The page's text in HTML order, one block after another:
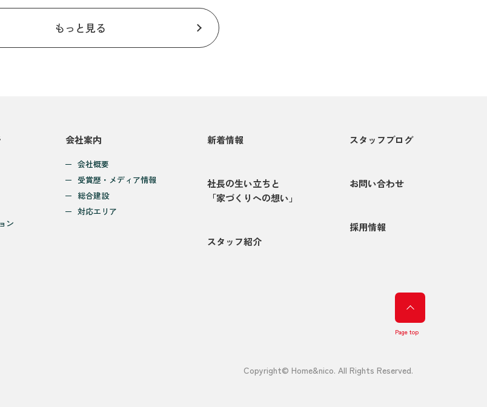
もっと見る
ン
会社案内
会社概要
受賞歴・メディア情報
総合建設
対応エリア
新着情報
社長の生い立ちと
「家づくりへの想い」
スタッフ紹介
スタッフブログ
お問い合わせ
採用情報
Copyright© Home&nico. All Rights Reserved.
Page top